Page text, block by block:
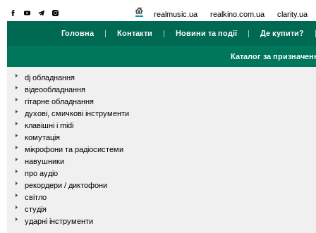
realmusic.ua realkino.com.ua clarity.ua
Головна | Контакти | Новини та події| Де купити?
Каталог за
dj обладнання
відеообладнання
гітарне обладнання
духові, смичкові інструменти
клавішні і midi
комутація
мікрофони та радіосистеми
навушники
про аудіо
рекордери / диктофони
світло
студія
ударні інструменти